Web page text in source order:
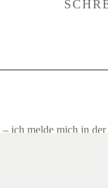
– ich melde mich in